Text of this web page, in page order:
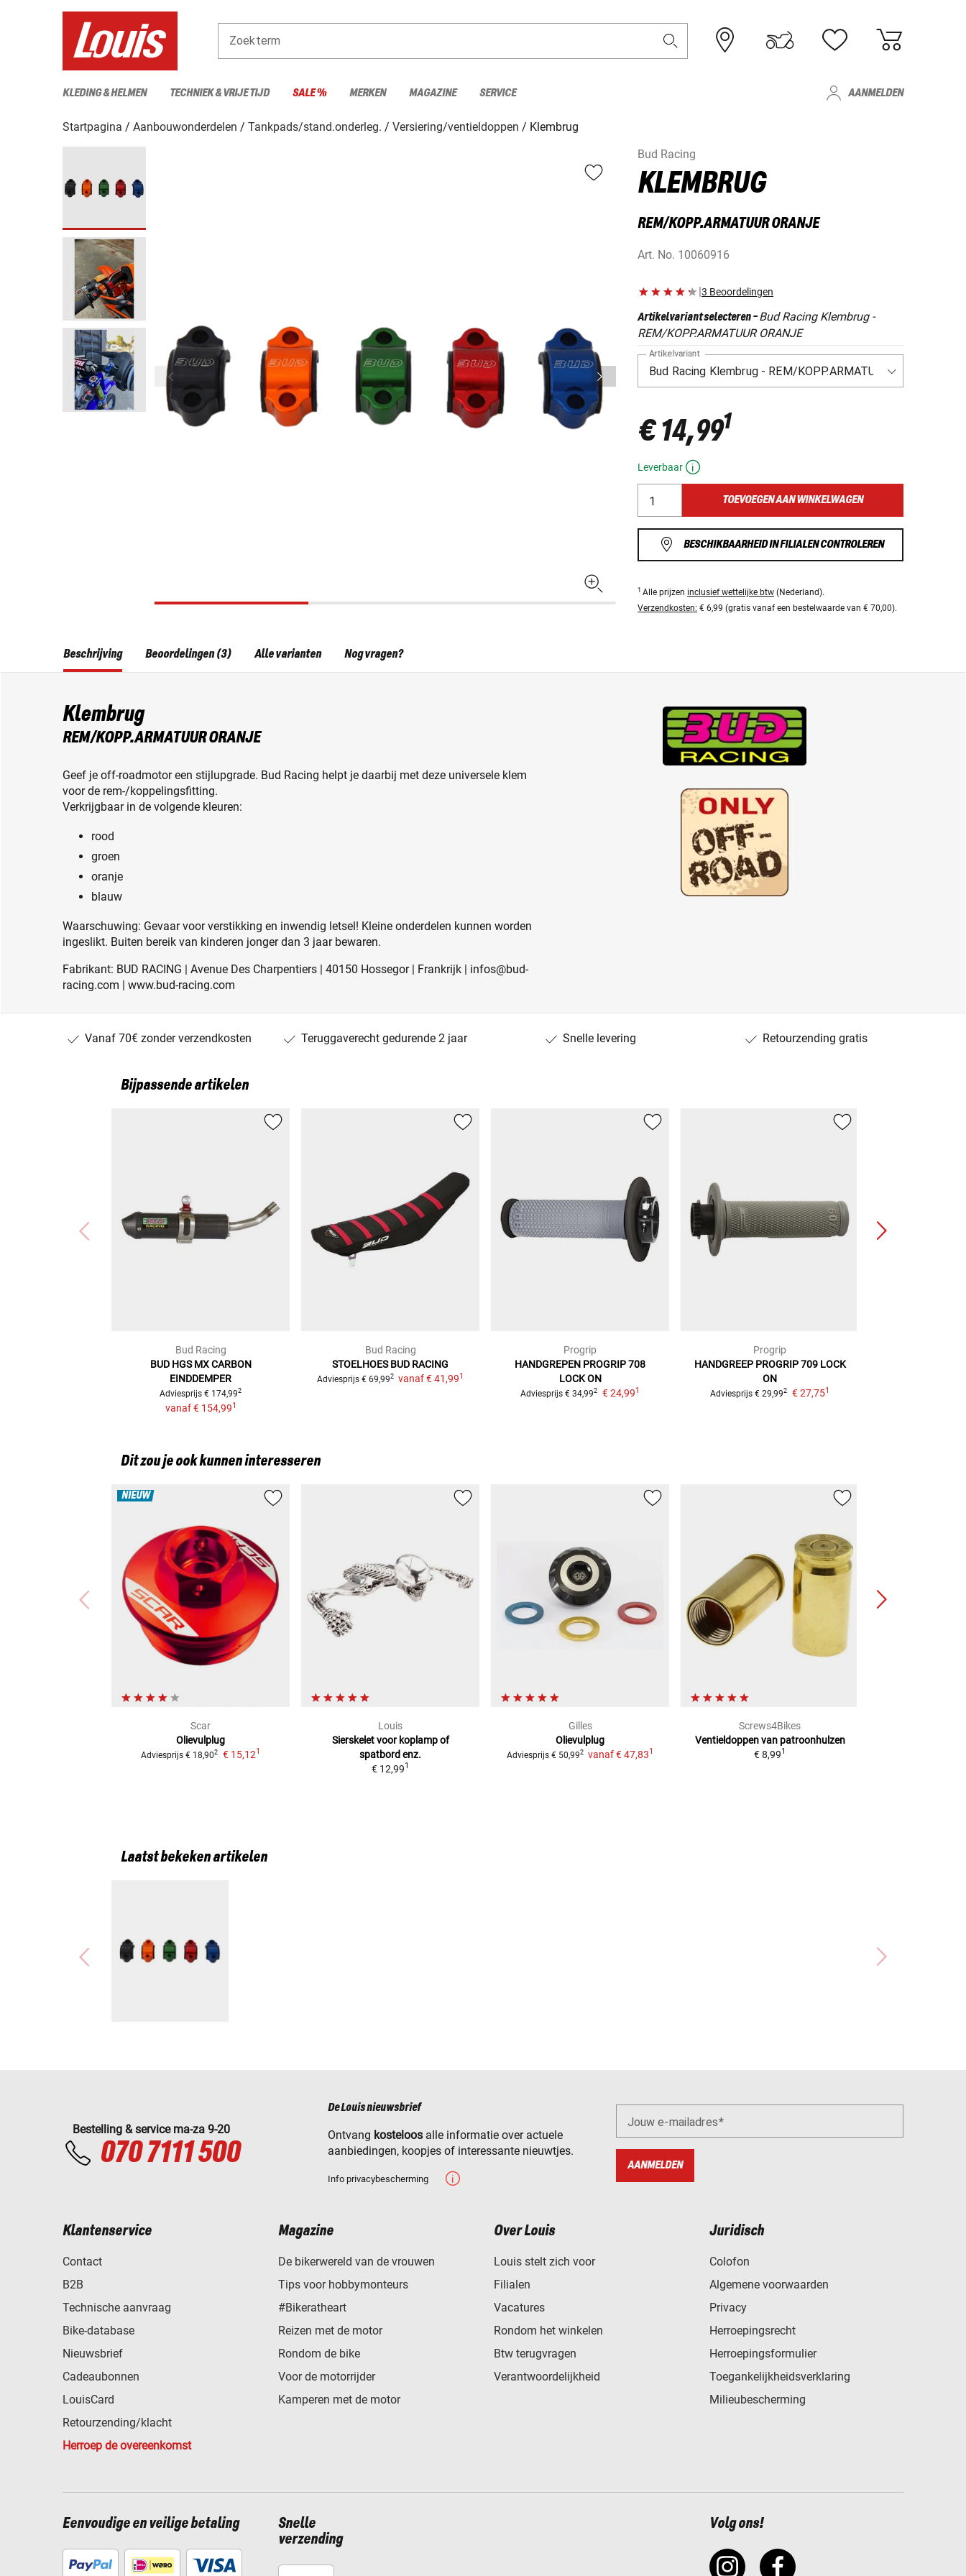
Zoekterm
KLEDING & HELMEN TECHNIEK & VRIJE TIJD SALE % MERKEN MAGAZINE SERVICE AANMELDEN
Startpagina Aanbouwonderdelen Tankpads/stand.onderleg. Versiering/ventieldoppen
Klembrug
Bud Racing
KLEMBRUG
REM/KOPP.ARMATUUR ORANJE
Art. No. 10060916
|3 Beoordelingen
Artikelvariant selecteren-Bud Racing Klembrug -
REM/KOPP.ARMATUUR ORANJE
Artikelvariant
€ 14,991
Leverbaar
TOEVOEGEN AAN WINKELWAGEN
BESCHIKBAARHEID IN FILIALEN CONTROLEREN
1 Alle prijzen inclusief wettelijke btw (Nederland).
Verzendkosten: € 6,99 (gratis vanaf een bestelwaarde van € 70,00).
Beschrijving
Klembrug
REM/KOPP.ARMATUUR ORANJE
Geef je off-roadmotor een stijlupgrade. Bud Racing helpt je daarbij met deze universele klem
voor de rem-/koppelingsfitting.
Verkrijgbaar in de volgende kleuren:
rood
groen
oranje
blauw
Waarschuwing: Gevaar voor verstikking en inwendig letsel! Kleine onderdelen kunnen worden
ingeslikt. Buiten bereik van kinderen jonger dan 3 jaar bewaren.
Fabrikant: BUD RACING | Avenue Des Charpentiers | 40150 Hossegor | Frankrijk | infos@bud-
racing.com | www.bud-racing.com
Beoordelingen (3) Alle varianten Nog vragen?
Vanaf 70€ zonder verzendkosten Teruggaverecht gedurende 2 jaar Snelle levering Retourzending gratis
Bijpassende artikelen
Bud Racing
BUD HGS MX CARBON
EINDDEMPER
Adviesprijs € 174,992
vanaf € 154,991
Bud Racing
STOELHOES BUD RACING
Adviesprijs € 69,992 vanaf€ 41,991
Progrip
HANDGREPEN PROGRIP 708
LOCK ON
Adviesprijs € 34,992 € 24,991
Progrip
HANDGREEP PROGRIP 709 LOCK
ON
Adviesprijs € 29,992 € 27,751
Dit zou je ook kunnen interesseren
NIEUW
Scar
Olievulplug
Adviesprijs € 18,902 € 15,121
Louis
Sierskelet voor koplamp of
spatbord enz.
€ 12,991
Gilles
Olievulplug
Adviesprijs € 50,992 vanaf€ 47,831
Screws4Bikes
Ventieldoppen van patroonhulzen
€ 8,991
Laatst bekeken artikelen
Bestelling & service ma-za 9-20
070 7111 500
De Louis nieuwsbrief
Ontvang kosteloos alle informatie over actuele
aanbiedingen, koopjes of interessante nieuwtjes.
Info privacybescherming
Jouw e-mailadres
AANMELDEN
Klantenservice
Contact
B2B
Technische aanvraag
Bike-database
Nieuwsbrief
Cadeaubonnen
LouisCard
Retourzending/klacht
Herroep de overeenkomst
Magazine
De bikerwereld van de vrouwen
Tips voor hobbymonteurs
#Bikeratheart
Reizen met de motor
Rondom de bike
Voor de motorrijder
Kamperen met de motor
Over Louis
Louis stelt zich voor
Filialen
Vacatures
Rondom het winkelen
Btw terugvragen
Verantwoordelijkheid
Juridisch
Colofon
Algemene voorwaarden
Privacy
Herroepingsrecht
Herroepingsformulier
Toegankelijkheidsverklaring
Milieubescherming
Eenvoudige en veilige betaling
Snelle
verzending
Volg ons!